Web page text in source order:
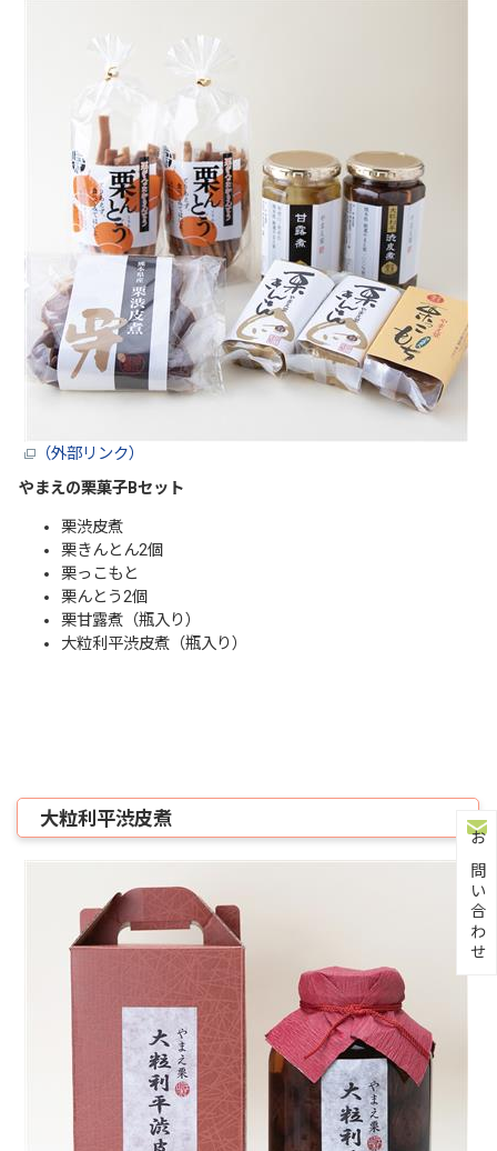
お問い合わせ
（外部リンク）
やまえの栗菓子Bセット
栗渋皮煮
栗きんとん2個
栗っこもと
栗んとう2個
栗甘露煮（瓶入り）
大粒利平渋皮煮（瓶入り）
大粒利平渋皮煮